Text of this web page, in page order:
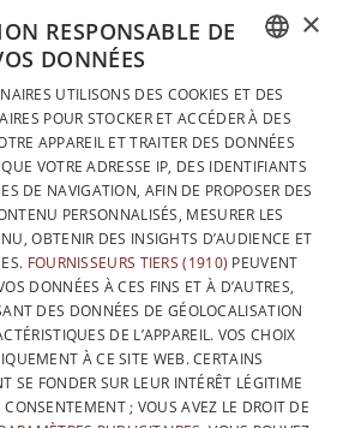
DE VENTE
FRENCH
DUTCH
ENGLISH
×
RESPONSABLE DE
DONNÉES
UTILISONS DES COOKIES ET DES
POUR STOCKER ET ACCÉDER À DES
APPAREIL ET TRAITER DES DONNÉES
VOTRE ADRESSE IP, DES IDENTIFIANTS
DE NAVIGATION, AFIN DE PROPOSER DES
PERSONNALISÉS, MESURER LES
OBTENIR DES INSIGHTS D’AUDIENCE ET
FOURNISSEURS TIERS (1910) PEUVENT
DONNÉES À CES FINS ET À D’AUTRES,
DES DONNÉES DE GÉOLOCALISATION
DE L’APPAREIL. VOS CHOIX
À CE SITE WEB. CERTAINS
SE FONDER SUR LEUR INTÉRÊT LÉGITIME
; VOUS AVEZ LE DROIT DE